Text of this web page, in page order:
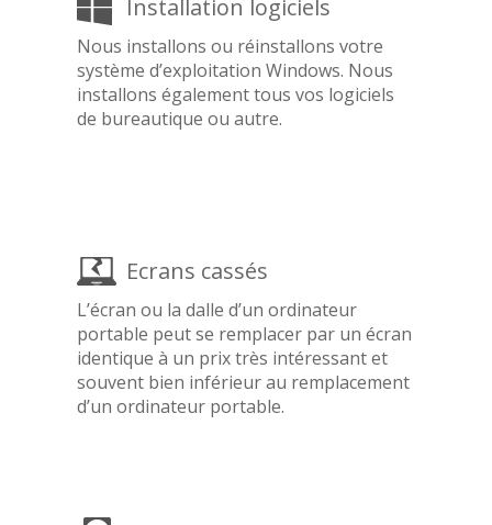
Installation logiciels
Nous installons ou réinstallons votre
système d’exploitation Windows. Nous
installons également tous vos logiciels
de bureautique ou autre.
Ecrans cassés
L’écran ou la dalle d’un ordinateur
portable peut se remplacer par un écran
identique à un prix très intéressant et
souvent bien inférieur au remplacement
d’un ordinateur portable.